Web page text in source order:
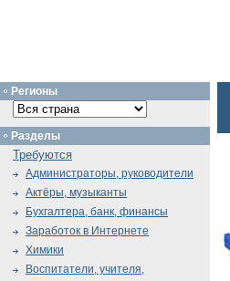
Регионы
Разделы
Требуются
Администраторы, руководители
Актёры, музыканты
Бухгалтера, банк, финансы
Заработок в Интернете
Химики
Воспитатели, учителя,